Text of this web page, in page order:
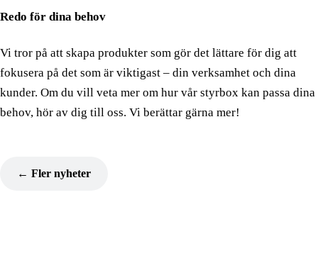
Priser
Partners
Redo för dina behov
Vi tror på att skapa produkter som gör det lättare för dig att
fokusera på det som är viktigast – din verksamhet och dina
kunder. Om du vill veta mer om hur vår styrbox kan passa dina
behov, hör av dig till oss. Vi berättar gärna mer!
← Fler nyheter